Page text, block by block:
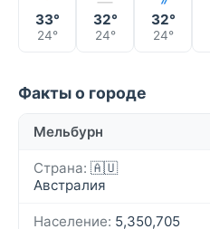
33°
24°
32°
24°
32°
24°
Факты о городе
Мельбурн
Страна: 🇦🇺
Австралия
Население: 5,350,705